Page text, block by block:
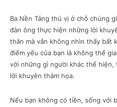
Ba Nền Tảng thú vị ở chỗ chúng
đàn ông thực hiện những lời
thân mà vẫn không nhìn thấy bất
điểm yếu của bạn là không thể
với những gì người khác thể hiện,
lời khuyên thảm họa.
Nếu bạn không có tiền, sống với